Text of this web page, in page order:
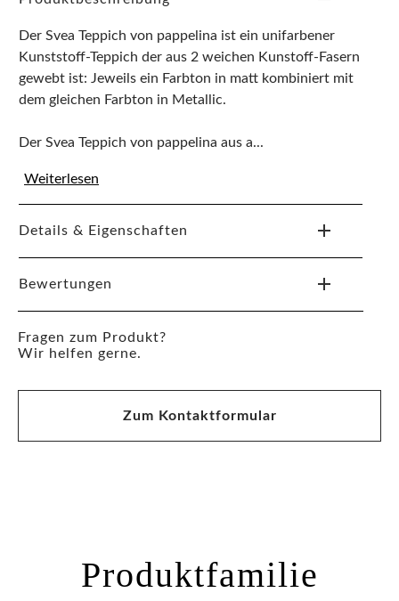
Der Svea Teppich von pappelina ist ein unifarbener
Kunststoff-Teppich der aus 2 weichen Kunstoff-Fasern
gewebt ist: Jeweils ein Farbton in matt kombiniert mit
dem gleichen Farbton in Metallic.
Der Svea Teppich von pappelina aus a...
Weiterlesen
Details & Eigenschaften
Bewertungen
Fragen zum Produkt?
Wir helfen gerne.
Zum Kontaktformular
Produktfamilie